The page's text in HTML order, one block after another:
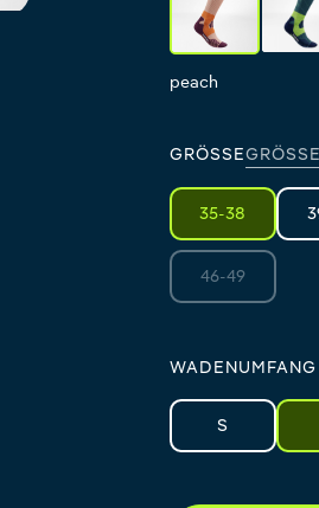
peach
peach
GRÖSSE
35-38
46-49(Diese
WADENUMFANG
S